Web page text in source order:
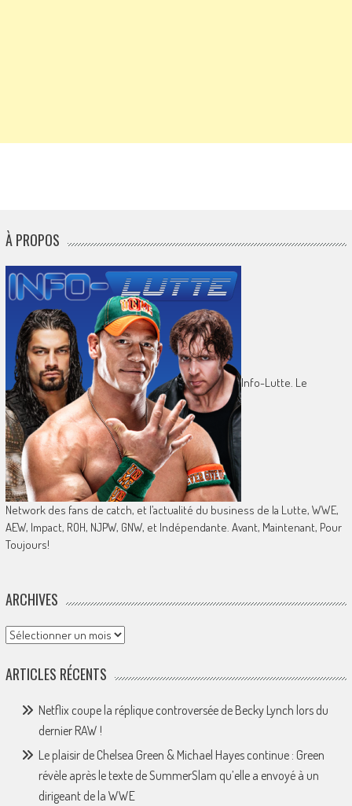
À PROPOS
Info-Lutte. Le
Network des fans de catch, et l’actualité du business de la Lutte, WWE,
AEW, Impact, ROH, NJPW, GNW, et Indépendante. Avant, Maintenant, Pour
Toujours!
ARCHIVES
Archives
ARTICLES RÉCENTS
Netflix coupe la réplique controversée de Becky Lynch lors du
dernier RAW !
Le plaisir de Chelsea Green & Michael Hayes continue : Green
révèle après le texte de SummerSlam qu’elle a envoyé à un
dirigeant de la WWE